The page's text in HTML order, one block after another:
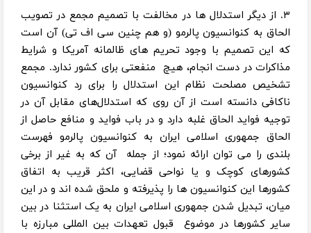
۳. از دیگر استدلال ها در مخالفت با تصمیم مجمع در تصویب
الحاق به کنوانسیون پالرمو (و هم چنین سی اف تی) آن است
که این تصمیم با وجود تحریم های ظالمانه آمریکا و شرایط
مذاکرات در دست انجام، هیچ منفعتی برای کشور ندارد. مجمع
تشخیص مصلحت نظام این استدلال را برای رد کنوانسیون
ناکافی دانسته است از آن روی که استدلال‌های مقابل آن در
توجیه فواید الحاق غلبه دارد و در باب فواید و منافع حاصل از
الحاق جمهوری اسلامی ایران به کنوانسیون پالرمو فهرست
بلندی را می توان ارائه نمود؛ از جمله آن که به غیر از برخی
کشورهای کوچک و یا نواحی قضایی، اکثر قریب به اتفاق
کشورها این کنوانسیون ها را پذیرفته و ملحق شده اند و در این
میان، تبدیل شدن جمهوری اسلامی ایران به یک استثنا در بین
سایر کشورها در موضوع قبول تعهدات بین المللی مبارزه با